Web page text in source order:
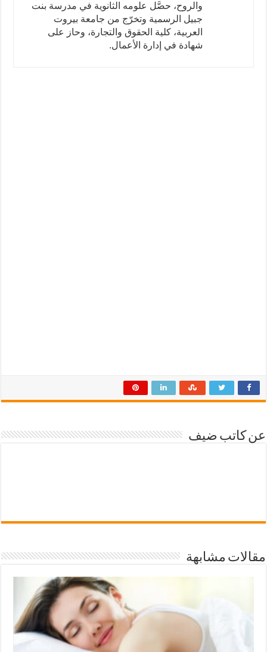
والروح، حصَّل علومه الثانوية في مدرسة بنت
جبيل الرسمية وتخرّج من جامعة بيروت
العربية، كلية الحقوق والتجارة، وحاز على
شهادة في إدارة الأعمال.
عن كاتب ضيف
مقالات مشابهة